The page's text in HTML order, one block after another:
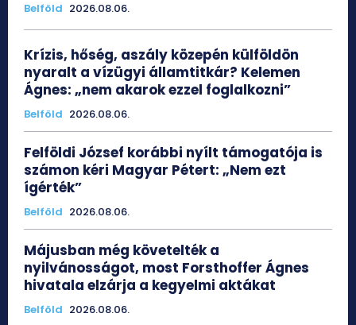
Belföld 2026.08.06.
Krízis, hőség, aszály közepén külföldön
nyaralt a vízügyi államtitkár? Kelemen
Ágnes: „nem akarok ezzel foglalkozni”
Belföld 2026.08.06.
Felföldi József korábbi nyílt támogatója is
számon kéri Magyar Pétert: „Nem ezt
ígérték”
Belföld 2026.08.06.
Májusban még követelték a
nyilvánosságot, most Forsthoffer Ágnes
hivatala elzárja a kegyelmi aktákat
Belföld 2026.08.06.